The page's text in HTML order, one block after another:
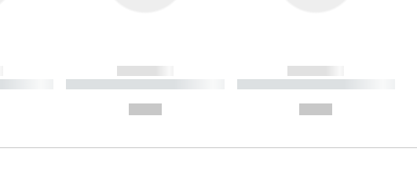
------------
----------- ----------- ----------
------------
----------- ----------- ----------